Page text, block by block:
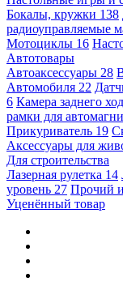
Бокалы, кружки 138
радиоуправляемые
Мотоциклы 16
Автотовары
Автоаксессуары 28
Автомобиля 22
6 Камера заднего
рамки для
Прикуриватель 19
Аксессуары для
Для строительства
Лазерная рулетка 14
уровень 27 Прочий
Уценённый товар